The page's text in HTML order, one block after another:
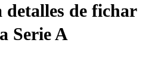
de fichar
Serie A